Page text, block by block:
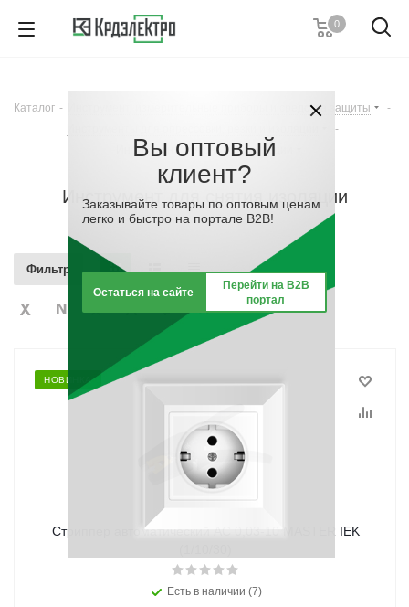
0
Каталог - Инструмент, измерительные приборы и средства защиты
-
-
Инструмент для снятия изоляции
Инструмент для снятия изоляции
Фильтр
НОВИНКА
Стриппер автоматический АС 0,03-10 MASTER IEK
Есть в наличии (7)
Вы оптовый
клиент?
Заказывайте товары по оптовым ценам
легко и быстро на портале B2B!
Остаться на сайте
Перейти на B2B
портал